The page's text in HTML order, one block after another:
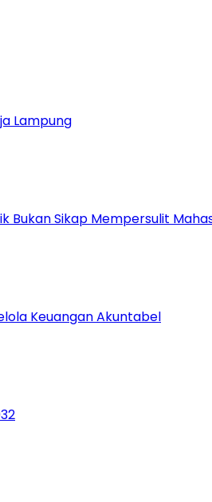
Lampung
Bukan Sikap Mempersulit
Keuangan Akuntabel